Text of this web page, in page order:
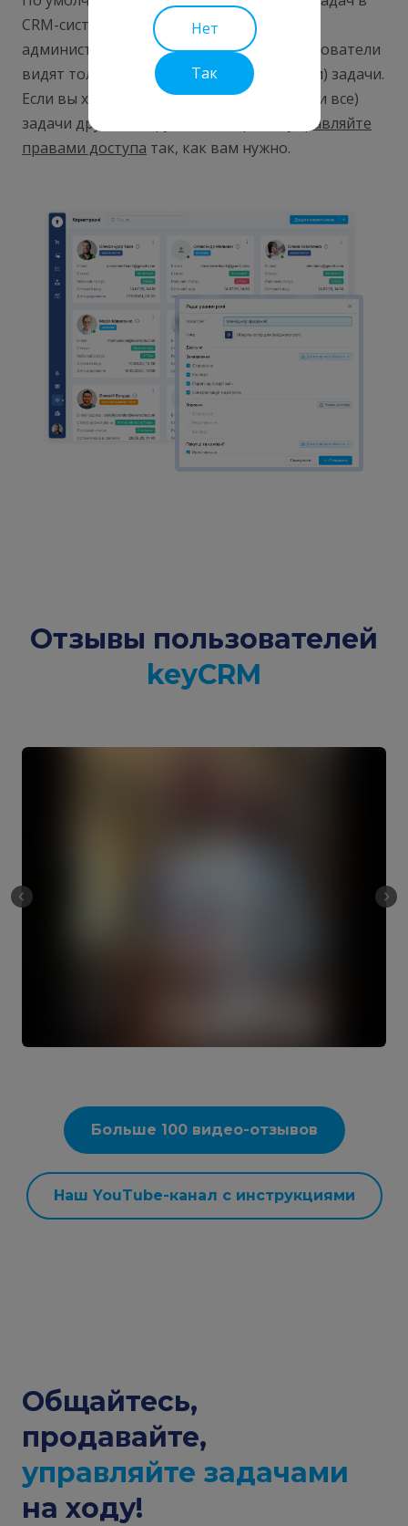
Нет
Так
CRM-системе есть у главных ролей:
администратор, менеджер. Другие пользователи
видят только свои (или связанные с ними) задачи.
Если вы хотите "открыть" некоторые (или все)
задачи другим сотрудникам, просто
управляйте
правами доступа так, как вам нужно.
Отзывы пользователей
keyCRM
Больше 100 видео-отзывов
Наш YouTube-канал с инструкциями
Общайтесь,
продавайте,
управляйте задачами
на ходу!